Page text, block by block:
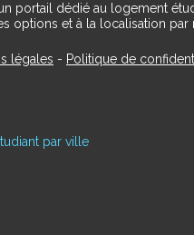
portail dédié au logement
options et à la localisation par
légales - Politique de
par ville